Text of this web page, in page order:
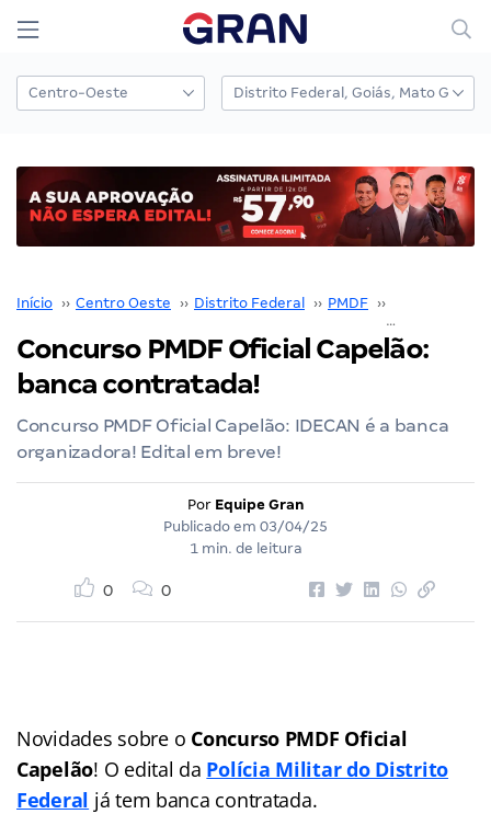
Início ›› Centro Oeste ›› Distrito Federal ›› PMDF ››
Concurso PMDF Oficial Capelão:
banca contratada!
Concurso PMDF Oficial Capelão: IDECAN é a banca
organizadora! Edital em breve!
Por Equipe Gran
Publicado em 03/04/25
1 min. de leitura
0 0
Novidades sobre o Concurso PMDF Oficial
Capelão! O edital da Polícia Militar do Distrito
Federal já tem banca contratada.